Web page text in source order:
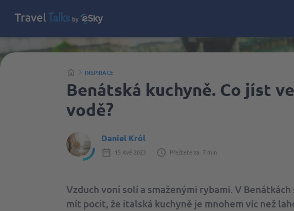
INSPIRACE
Benátská kuchyně. Co jíst
vodě?
Daniel Król
15 Kvě 2023 Přečtete za: 7 min
Vzduch voní solí a smaženými rybami. V
mít pocit, že italská kuchyně je mnohem víc než